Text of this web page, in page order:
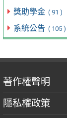
獎助學金 ( 91 )
系統公告 ( 105 )
著作權聲明
隱私權政策